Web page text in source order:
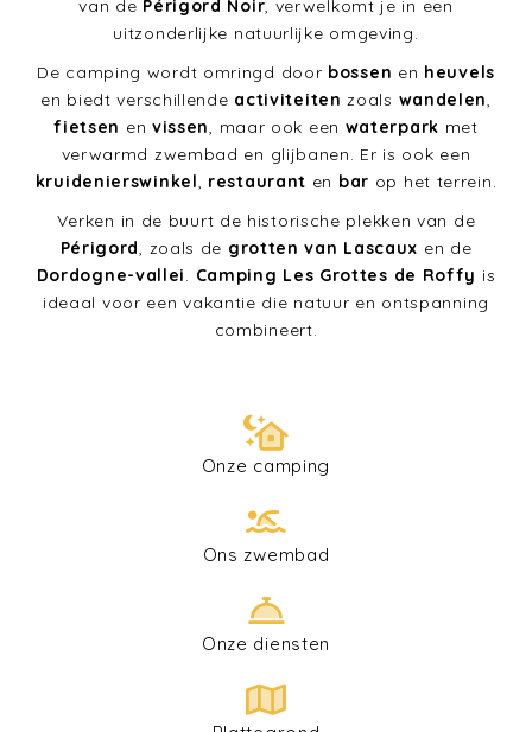
van de Périgord Noir, verwelkomt je in een
uitzonderlijke natuurlijke omgeving.
De camping wordt omringd door bossen en heuvels
en biedt verschillende activiteiten zoals wandelen,
fietsen en vissen, maar ook een waterpark met
verwarmd zwembad en glijbanen. Er is ook een
kruidenierswinkel, restaurant en bar op het terrein.
Verken in de buurt de historische plekken van de
Périgord, zoals de grotten van Lascaux en de
Dordogne-vallei. Camping Les Grottes de Roffy is
ideaal voor een vakantie die natuur en ontspanning
combineert.
Onze camping
Ons zwembad
Onze diensten